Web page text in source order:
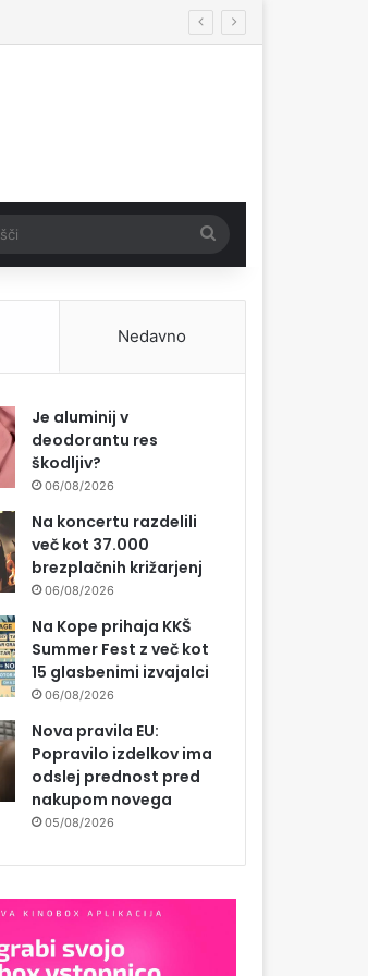
Nedavno
Je aluminij v
deodorantu res
škodljiv?
06/08/2026
Na koncertu razdelili
več kot 37.000
brezplačnih križarjenj
06/08/2026
Na Kope prihaja KKŠ
Summer Fest z več kot
15 glasbenimi izvajalci
06/08/2026
Nova pravila EU:
Popravilo izdelkov ima
odslej prednost pred
nakupom novega
05/08/2026